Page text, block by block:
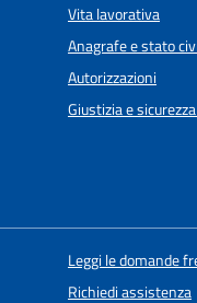
Vita lavorativa
Anagrafe e stato
Autorizzazioni
Giustizia e
Leggi le domande
Richiedi assistenza